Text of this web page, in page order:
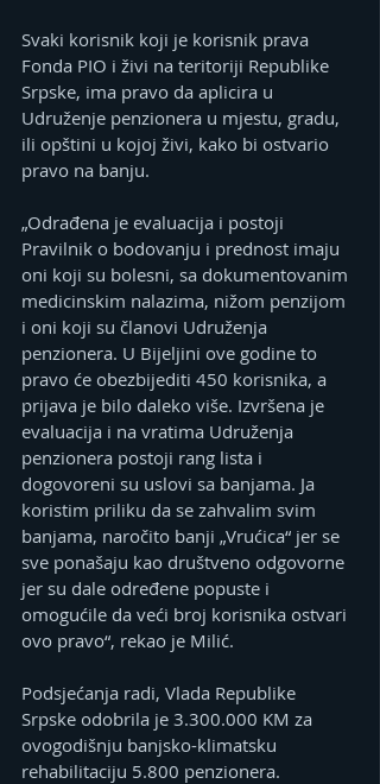
Svaki korisnik koji je korisnik prava
Fonda PIO i živi na teritoriji Republike
Srpske, ima pravo da aplicira u
Udruženje penzionera u mjestu, gradu,
ili opštini u kojoj živi, kako bi ostvario
pravo na banju.
„Odrađena je evaluacija i postoji
Pravilnik o bodovanju i prednost imaju
oni koji su bolesni, sa dokumentovanim
medicinskim nalazima, nižom penzijom
i oni koji su članovi Udruženja
penzionera. U Bijeljini ove godine to
pravo će obezbijediti 450 korisnika, a
prijava je bilo daleko više. Izvršena je
evaluacija i na vratima Udruženja
penzionera postoji rang lista i
dogovoreni su uslovi sa banjama. Ja
koristim priliku da se zahvalim svim
banjama, naročito banji „Vrućica“ jer se
sve ponašaju kao društveno odgovorne
jer su dale određene popuste i
omogućile da veći broj korisnika ostvari
ovo pravo“, rekao je Milić.
Podsjećanja radi, Vlada Republike
Srpske odobrila je 3.300.000 KM za
ovogodišnju banjsko-klimatsku
rehabilitaciju 5.800 penzionera.